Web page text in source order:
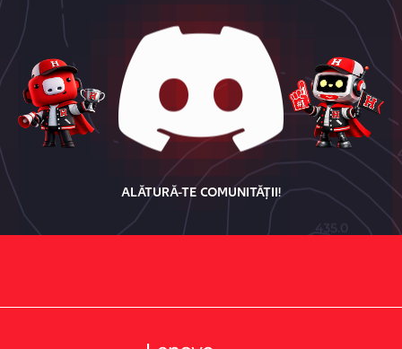
ALĂTURĂ-TE COMUNITĂȚII!